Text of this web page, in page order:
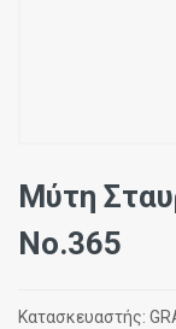
Μύτη
Νο.365
Κατασκευαστής: